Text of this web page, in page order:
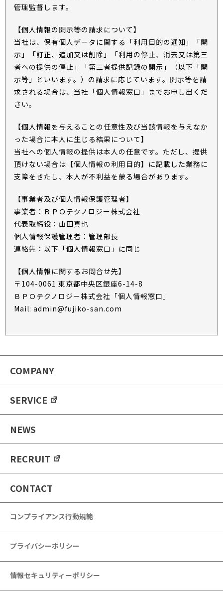
管理監督します。
【個人情報の開示等の請求について】
当社は、保有個人データに関する「利用目的の通知」「開
示」「訂正、追加又は削除」「利用の停止、消去又は第三
者への提供の停止」「第三者提供記録の開示」（以下「開
示等」といいます。）の請求に応じています。開示等を請
求される場合は、当社「個人情報窓口」までお申し出くだ
さい。
【個人情報を与えることの任意性及び当該情報を与えなか
った場合に本人に生じる結果について】
当社への個人情報の提供は本人の任意です。ただし、提供
頂けない場合は【個人情報の利用目的】に記載した業務に
支障をきたし、本人が不利益を蒙る場合があります。
【事業者及び個人情報保護管理者】
事業者：ＢＰＯテクノロジー株式会社
代表取締役：山田真也
個人情報保護管理者：管理部長
連絡先：以下「個人情報窓口」に同じ
【個人情報に関するお問合せ先】
〒104-0061 東京都中央区銀座6-14-8
ＢＰＯテクノロジー株式会社「個人情報窓口」
Mail: admin@fujiko-san.com
COMPANY
SERVICE
NEWS
RECRUIT
CONTACT
コンプライアンス行動規範
プライバシーポリシー
情報セキュリティーポリシー